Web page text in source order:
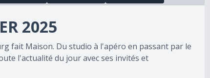
2025
fait Maison. Du studio à l'apéro en passant par le
l'actualité du jour avec ses invités et